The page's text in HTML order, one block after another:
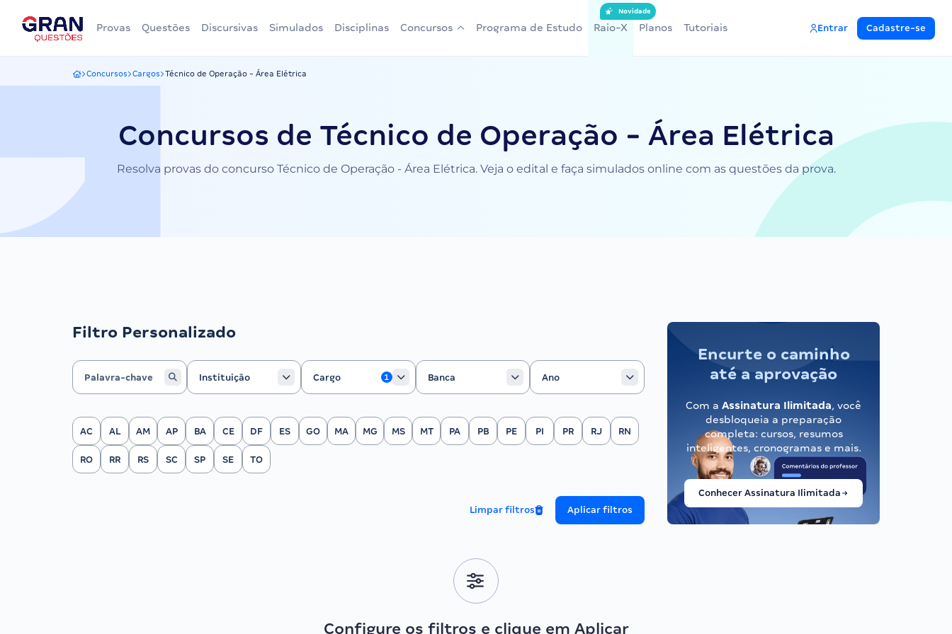
Provas Questões Discursivas Simulados Disciplinas Concursos Programa de Estudo Raio-X
Novidade
Planos Tutoriais Entrar Cadastre-se
Gran Questões
Concursos Cargos Técnico de Operação - Área Elétrica
Concursos de Técnico de Operação - Área Elétrica
Resolva provas do concurso Técnico de Operação - Área Elétrica. Veja o edital e faça simulados online com as questões da prova.
Filtro Personalizado
Instituição
Instituição
Cargo
Cargo
1
Banca
Banca
Ano
Ano
Filtrar por Estado
AC AL AM AP BA CE DF ES GO MA MG MS MT PA PB PE PI PR RJ RN
RO RR RS SC SP SE TO
Limpar filtros Aplicar filtros
Encurte o caminho
até a aprovação
Com a Assinatura Ilimitada, você
desbloqueia a preparação
completa: cursos, resumos
inteligentes, cronogramas e mais.
Conhecer Assinatura Ilimitada
Configure os filtros e clique em Aplicar